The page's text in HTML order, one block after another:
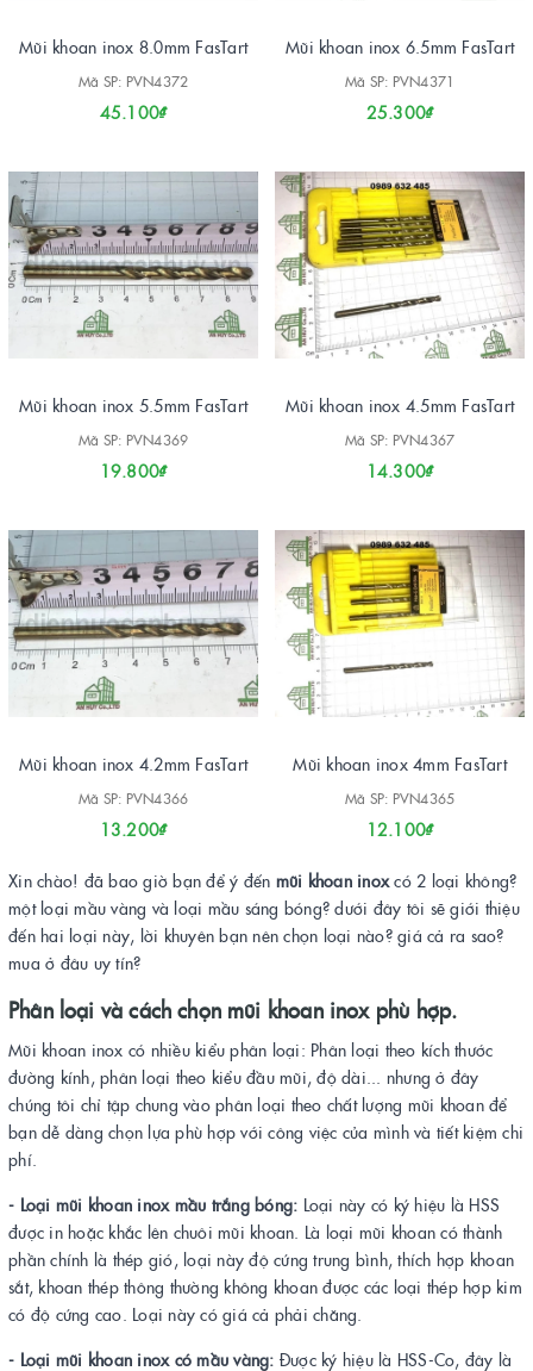
Mũi khoan inox 8.0mm FasTart
Mã SP: PVN4372
45.100₫
Mũi khoan inox 6.5mm FasTart
Mã SP: PVN4371
25.300₫
Mũi khoan inox 5.5mm FasTart
Mã SP: PVN4369
19.800₫
Mũi khoan inox 4.5mm FasTart
Mã SP: PVN4367
14.300₫
Mũi khoan inox 4.2mm FasTart
Mã SP: PVN4366
13.200₫
Mũi khoan inox 4mm FasTart
Mã SP: PVN4365
12.100₫
Xin chào! đã bao giờ bạn để ý đến mũi khoan inoxcó 2 loại không?
một loại mầu vàng và loại mầu sáng bóng? dưới đây tôi sẽ giới thiệu
đến hai loại này, lời khuyên bạn nên chọn loại nào? giá cả ra sao?
mua ở đâu uy tín?
Phân loại và cách chọn mũi khoan inox phù hợp.
Mũi khoan inox có nhiều kiểu phân loại: Phân loại theo kích thước
đường kính, phân loại theo kiểu đầu mũi, độ dài... nhưng ở đây
chúng tôi chỉ tập chung vào phân loại theo chất lượng mũi khoan để
bạn dễ dàng chọn lựa phù hợp với công việc của mình và tiết kiệm chi
phí.
- Loại mũi khoan inox mầu trắng bóng: Loại này có ký hiệu là HSS
được in hoặc khắc lên chuôi mũi khoan. Là loại mũi khoan có thành
phần chính là thép gió, loại này độ cứng trung bình, thích hợp khoan
sắt, khoan thép thông thường không khoan được các loại thép hợp kim
có độ cứng cao. Loại này có giá cả phải chăng.
- Loại mũi khoan inox có mầu vàng: Được ký hiệu là HSS-Co, đây là